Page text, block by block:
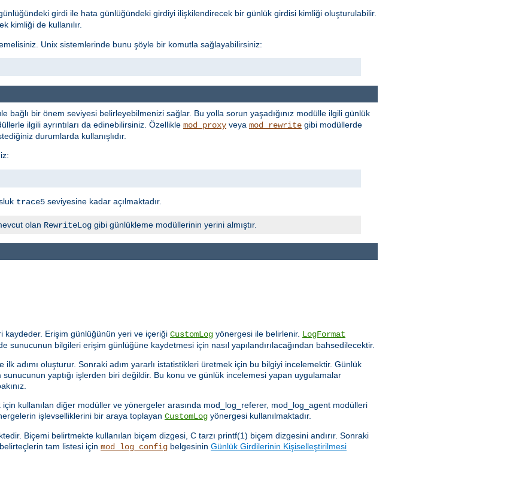
girdi ile hata günlüğündeki girdiyi ilişkilendirecek bir günlük girdisi kimliği oluşturulabilir.
kimliği de kullanılır.
Unix sistemlerinde bunu şöyle bir komutla sağlayabilirsiniz:
bir önem seviyesi belirleyebilmenizi sağlar. Bu yolla sorun yaşadığınız modülle ilgili günlük
ilgili ayrıntıları da edinebilirsiniz. Özellikle mod_proxy veya mod_rewrite gibi modüllerde
durumlarda kullanışlıdır.
trace5 seviyesine kadar açılmaktadır.
olan RewriteLog gibi günlükleme modüllerinin yerini almıştır.
kaydeder. Erişim günlüğünün yeri ve içeriği CustomLog yönergesi ile belirlenir. LogFormat
bilgileri erişim günlüğüne kaydetmesi için nasıl yapılandırılacağından bahsedilecektir.
adımı oluşturur. Sonraki adım yararlı istatistikleri üretmek için bu bilgiyi incelemektir. Günlük
yaptığı işlerden biri değildir. Bu konu ve günlük incelemesi yapan uygulamalar
kullanılan diğer modüller ve yönergeler arasında mod_log_referer, mod_log_agent modülleri
işlevselliklerini bir araya toplayan CustomLog yönergesi kullanılmaktadır.
Biçemi belirtmekte kullanılan biçem dizgesi, C tarzı printf(1) biçem dizgesini andırır. Sonraki
tam listesi için mod_log_config belgesinin Günlük Girdilerinin Kişiselleştirilmesi